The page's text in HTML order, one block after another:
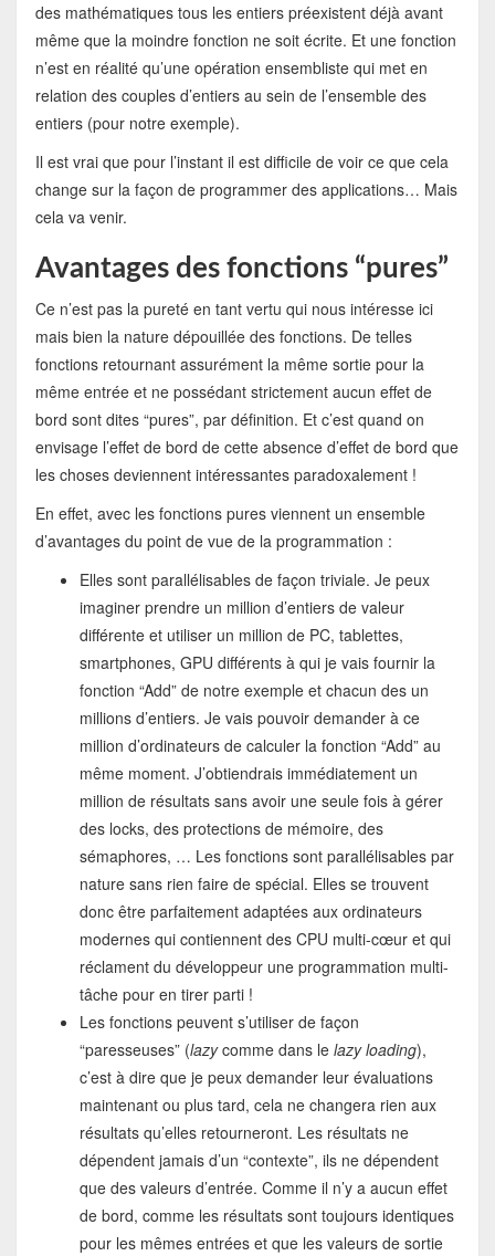
des mathématiques tous les entiers préexistent déjà avant
même que la moindre fonction ne soit écrite. Et une fonction
n’est en réalité qu’une opération ensembliste qui met en
relation des couples d’entiers au sein de l’ensemble des
entiers (pour notre exemple).
Il est vrai que pour l’instant il est difficile de voir ce que cela
change sur la façon de programmer des applications… Mais
cela va venir.
Avantages des fonctions “pures”
Ce n’est pas la pureté en tant vertu qui nous intéresse ici
mais bien la nature dépouillée des fonctions. De telles
fonctions retournant assurément la même sortie pour la
même entrée et ne possédant strictement aucun effet de
bord sont dites “pures”, par définition. Et c’est quand on
envisage l’effet de bord de cette absence d’effet de bord que
les choses deviennent intéressantes paradoxalement !
En effet, avec les fonctions pures viennent un ensemble
d’avantages du point de vue de la programmation :
Elles sont parallélisables de façon triviale. Je peux
imaginer prendre un million d’entiers de valeur
différente et utiliser un million de PC, tablettes,
smartphones, GPU différents à qui je vais fournir la
fonction “Add” de notre exemple et chacun des un
millions d’entiers. Je vais pouvoir demander à ce
million d’ordinateurs de calculer la fonction “Add” au
même moment. J’obtiendrais immédiatement un
million de résultats sans avoir une seule fois à gérer
des locks, des protections de mémoire, des
sémaphores, … Les fonctions sont parallélisables par
nature sans rien faire de spécial. Elles se trouvent
donc être parfaitement adaptées aux ordinateurs
modernes qui contiennent des CPU multi-cœur et qui
réclament du développeur une programmation multi-
tâche pour en tirer parti !
Les fonctions peuvent s’utiliser de façon
“paresseuses” (lazycomme dans le lazy loading),
c’est à dire que je peux demander leur évaluations
maintenant ou plus tard, cela ne changera rien aux
résultats qu’elles retourneront. Les résultats ne
dépendent jamais d’un “contexte”, ils ne dépendent
que des valeurs d’entrée. Comme il n’y a aucun effet
de bord, comme les résultats sont toujours identiques
pour les mêmes entrées et que les valeurs de sortie